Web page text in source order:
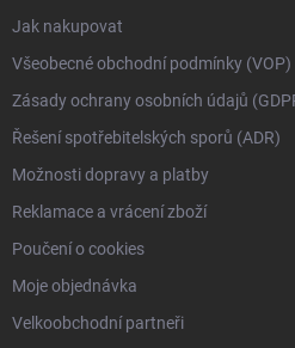
Jak nakupovat
Všeobecné obchodní podmínky (VOP)
Zásady ochrany osobních údajů
Řešení spotřebitelských sporů (ADR)
Možnosti dopravy a platby
Reklamace a vrácení zboží
Poučení o cookies
Moje objednávka
Velkoobchodní partneři